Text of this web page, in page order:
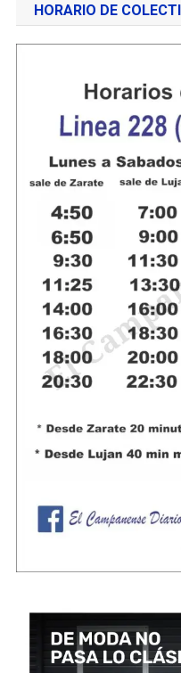
HORARIO DE